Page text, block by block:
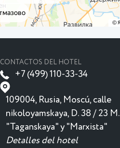
CONTACTOS DEL HOTEL
+7 (499) 110-33-34
109004, Rusia, Moscú, calle
nikoloyamskaya, D. 38 / 23 M.
"Taganskaya" y "Marxista"
Detalles del hotel